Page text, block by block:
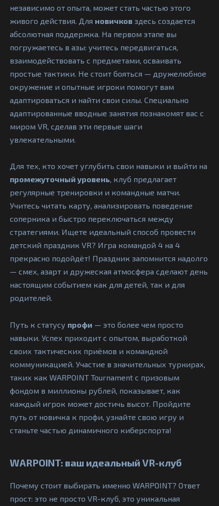
независимо от опыта, может стать частью этого
живого действия. Для новичков здесь создается
абсолютная поддержка. На первом этапе вы
погружаетесь в азы: учитесь передвигаться,
взаимодействовать с предметами, осваивать
простые тактики. Не стоит бояться — дружелюбное
окружение и опытные игроки помогут вам
адаптироваться и найти свои силы. Специально
адаптированные вводные занятия познакомят вас с
миром VR, сделав эти первые шаги
увлекательными.
Для тех, кто хочет углубить свои навыки и выйти на
промежуточный уровень, клуб предлагает
регулярные тренировки и командные матчи.
Учитесь читать карту, анализировать поведение
соперника и быстро переключаться между
стратегиями. Ищете идеальный способ провести
детский праздник VR? Игра командой 4 на 4
прекрасно подойдёт! Праздник запомнится надолго
— смех, азарт и дружеская атмосфера сделают день
настоящим событием как для детей, так и для
родителей.
Путь к статусу профи — это более чем просто
навыки. Успех приходит с опытом, выработкой
своих тактических приёмов и командной
коммуникацией. Участие в значительных турнирах,
таких как WARPOINT Tournament с призовым
фондом в миллионы рублей, показывает, как
каждый игрок может достичь высот. Пройдите
путь от новичка к профи, узнайте свою игру и
станьте частью динамичного киберспорта!
WARPOINT: ваш идеальный VR-клуб
Почему стоит выбирать именно WARPOINT? Ответ
прост: это не просто VR-клуб, это уникальная